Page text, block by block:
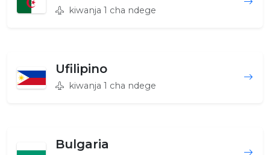
kiwanja 1 cha ndege
Ufilipino
kiwanja 1 cha ndege
Bulgaria